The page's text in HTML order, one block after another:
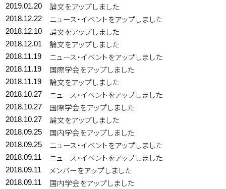
2019.01.20 論文をアップしました
2018.12.22 ニュース・イベントをアップしました
2018.12.10 論文をアップしました
2018.12.01 論文をアップしました
2018.11.19 ニュース・イベントをアップしました
2018.11.19 国際学会をアップしました
2018.11.19 論文をアップしました
2018.10.27 ニュース・イベントをアップしました
2018.10.27 国際学会をアップしました
2018.10.27 論文をアップしました
2018.09.25 国内学会をアップしました
2018.09.25 ニュース・イベントをアップしました
2018.09.11 ニュース・イベントをアップしました
2018.09.11 メンバーをアップしました
2018.09.11 国内学会をアップしました